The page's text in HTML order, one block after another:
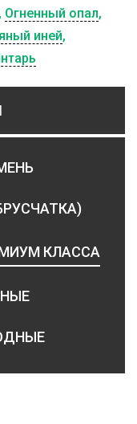
КЛАССА
, Огненный опал,
иней,